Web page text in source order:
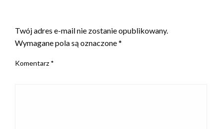
Twój adres e-mail nie zostanie opublikowany.
Wymagane pola są oznaczone*
Komentarz *